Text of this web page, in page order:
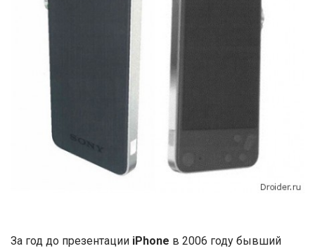
За год до презентации iPhone в 2006 году бывший